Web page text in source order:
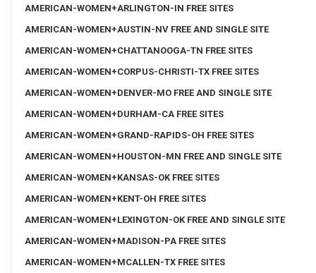
AMERICAN-WOMEN+ARLINGTON-IN FREE SITES
AMERICAN-WOMEN+AUSTIN-NV FREE AND SINGLE SITE
AMERICAN-WOMEN+CHATTANOOGA-TN FREE SITES
AMERICAN-WOMEN+CORPUS-CHRISTI-TX FREE SITES
AMERICAN-WOMEN+DENVER-MO FREE AND SINGLE SITE
AMERICAN-WOMEN+DURHAM-CA FREE SITES
AMERICAN-WOMEN+GRAND-RAPIDS-OH FREE SITES
AMERICAN-WOMEN+HOUSTON-MN FREE AND SINGLE SITE
AMERICAN-WOMEN+KANSAS-OK FREE SITES
AMERICAN-WOMEN+KENT-OH FREE SITES
AMERICAN-WOMEN+LEXINGTON-OK FREE AND SINGLE SITE
AMERICAN-WOMEN+MADISON-PA FREE SITES
AMERICAN-WOMEN+MCALLEN-TX FREE SITES